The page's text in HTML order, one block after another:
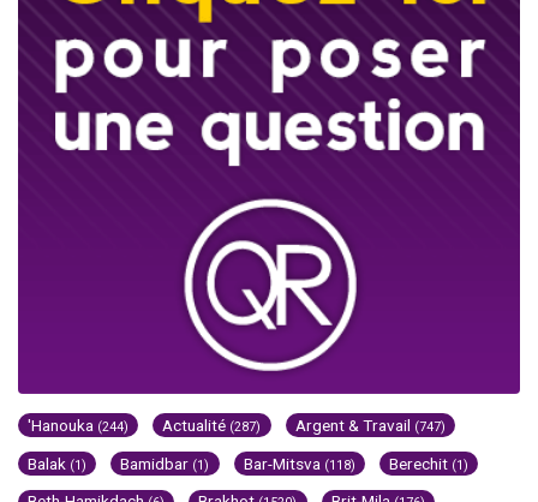
'Hanouka (244) Actualité (287) Argent & Travail (747)
Balak (1) Bamidbar (1) Bar-Mitsva (118) Berechit (1)